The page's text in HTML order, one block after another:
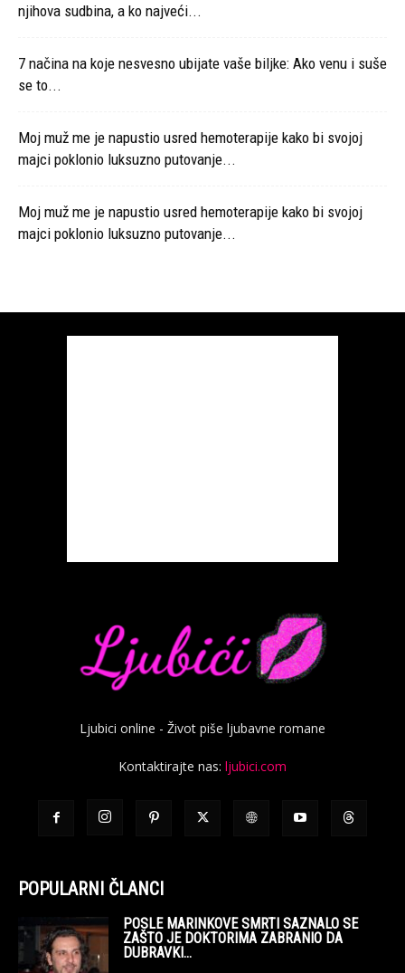
njihova sudbina, a ko najveći...
7 načina na koje nesvesno ubijate vaše biljke: Ako venu i suše
se to...
Moj muž me je napustio usred hemoterapije kako bi svojoj
majci poklonio luksuzno putovanje...
Moj muž me je napustio usred hemoterapije kako bi svojoj
majci poklonio luksuzno putovanje...
Ljubici online - Život piše ljubavne romane
Kontaktirajte nas: ljubici.com
POPULARNI ČLANCI
POSLE MARINKOVE SMRTI SAZNALO SE
ZAŠTO JE DOKTORIMA ZABRANIO DA
DUBRAVKI...